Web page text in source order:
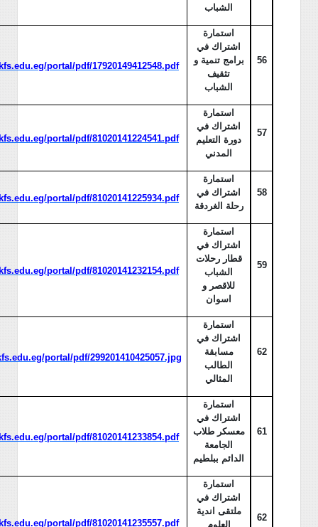
الشباب
56
استمارة
اشتراك في
برامج تنمية و
تثقيف
الشباب
portal/pdf/17920149412548.pdf
57
استمارة
اشتراك في
دورة التعليم
المدني
portal/pdf/81020141224541.pdf
58
استمارة
اشتراك في
رحلة الغردقة
portal/pdf/81020141225934.pdf
59
استمارة
اشتراك في
قطار رحلات
الشباب
للاقصر و
اسوان
portal/pdf/81020141232154.pdf
62
استمارة
اشتراك في
مسابقة
الطالب
المثالي
portal/pdf/299201410425057.jpg
61
استمارة
اشتراك في
معسكر طلاب
الجامعة
الدائم ببلطيم
portal/pdf/81020141233854.pdf
62
استمارة
اشتراك في
ملتقى اندية
العلوم
portal/pdf/81020141235557.pdf